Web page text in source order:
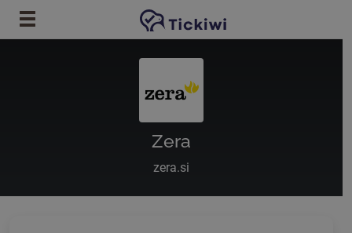
Vai al contenuto principale
Zera
zera.si